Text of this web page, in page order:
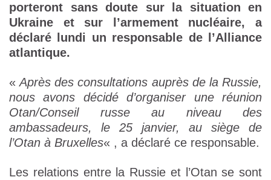
porteront sans doute sur la situation en
Ukraine et sur l’armement nucléaire, a
déclaré lundi un responsable de l’Alliance
atlantique.
«Après des consultations auprès de la Russie,
nous avons décidé d’organiser une réunion
Otan/Conseil russe au niveau des
ambassadeurs, le 25 janvier, au siège de
l’Otan à Bruxelles« , a déclaré ce responsable.
Les relations entre la Russie et l’Otan se sont